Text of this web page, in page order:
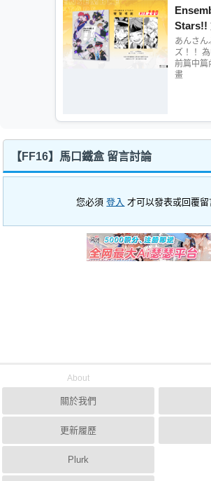
Stars!!
あんさん
ズ！！
前篇中篇
畫
【FF16】馬口鐵盒 留言討論
您必須登入 才可以發表或回覆留
About
關於我們
更新履歷
Plurk